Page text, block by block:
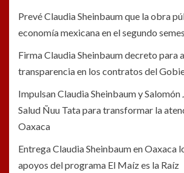
Prevé Claudia Sheinbaum que la obra
economía mexicana en el segundo
Firma Claudia Sheinbaum decreto para
transparencia en los contratos del
Impulsan Claudia Sheinbaum y Salomón
Salud Ñuu Tata para transformar la
Oaxaca
Entrega Claudia Sheinbaum en Oaxaca
apoyos del programa El Maíz es la Raíz